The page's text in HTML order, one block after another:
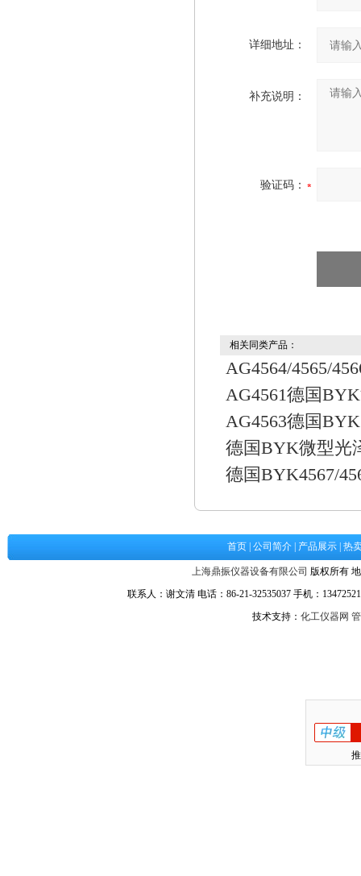
详细地址：
补充说明：
验证码：
相关同类产品：
AG4564/4565/
AG4561德国
AG4563德国
德国BYK微型光
德国BYK4567/
首页 公司简介 产品展示 热
上海鼎振仪器设备有限公司 版权所有
联系人：谢文清 电话：86-21-32535037 手机：
技术支持： 化工仪器网